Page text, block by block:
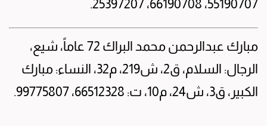
55190707، 66190708، 25397207.
مبارك عبدالرحمن محمد البراك 72 عاماً، شيع،
الرجال: السلام، ق2، ش219، م32، النساء: مبارك
الكبير، ق3، ش24، م10، ت: 66512328، 99775807.